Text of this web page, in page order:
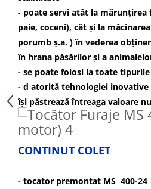
Accesorii pentru irigatii
Furtunuri
Hidrofoare
Pompe de apa de suprafata
Pompe recirculare
Pompe submersibile
Sisteme de irigat si stropit
Timp liber
Accesorii pentru ATV
ATV-uri
- poate servi atât la mărunțirea
paie, coceni), cât și la
porumb ș.a. ) în vederea
în hrana păsărilor și a
- se poate folosi la toate
- d atorită tehnologiei inovative
își păstrează întreaga valoare
CONTINUT COLET
- tocator premontat MS 400-24